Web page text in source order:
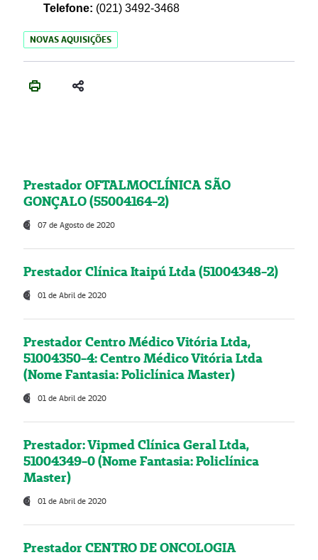
Telefone: (021) 3492-3468
NOVAS AQUISIÇÕES
Prestador OFTALMOCLÍNICA SÃO
GONÇALO (55004164-2)
07 de Agosto de 2020
Prestador Clínica Itaipú Ltda (51004348-2)
01 de Abril de 2020
Prestador Centro Médico Vitória Ltda,
51004350-4: Centro Médico Vitória Ltda
(Nome Fantasia: Policlínica Master)
01 de Abril de 2020
Prestador: Vipmed Clínica Geral Ltda,
51004349-0 (Nome Fantasia: Policlínica
Master)
01 de Abril de 2020
Prestador CENTRO DE ONCOLOGIA